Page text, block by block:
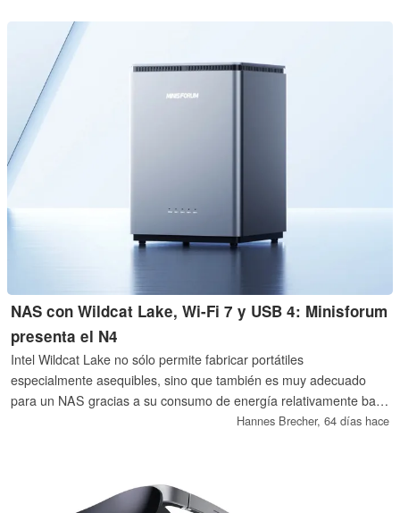
Yoga Pro 9n aún no se han compartido.
NAS con Wildcat Lake, Wi-Fi 7 y USB 4: Minisforum
presenta el N4
Intel Wildcat Lake no sólo permite fabricar portátiles
especialmente asequibles, sino que también es muy adecuado
para un NAS gracias a su consumo de energía relativamente bajo
y a su rendimiento razonable. Minisforum presenta ahora el N4,
Hannes Brecher, 64 días hace